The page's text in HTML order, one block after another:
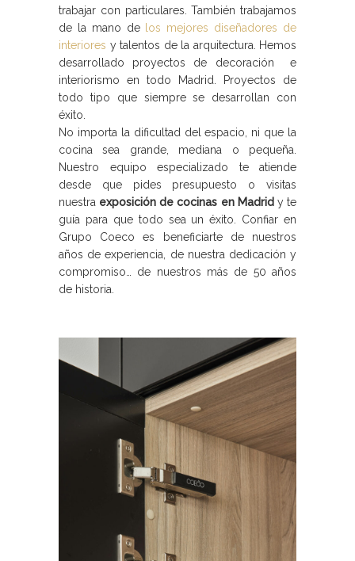
trabajar con particulares. También trabajamos
de la mano de
los mejores diseñadores de
interiores y talentos de la arquitectura. Hemos
desarrollado proyectos de decoración e
interiorismo en todo Madrid. Proyectos de
todo tipo que siempre se desarrollan con
éxito.
No importa la dificultad del espacio, ni que la
cocina sea grande, mediana o pequeña.
Nuestro equipo especializado te atiende
desde que pides presupuesto o visitas
nuestra exposición de cocinas en Madrid y te
guía para que todo sea un éxito. Confiar en
Grupo Coeco es beneficiarte de nuestros
años de experiencia, de nuestra dedicación y
compromiso… de nuestros más de 50 años
de historia.